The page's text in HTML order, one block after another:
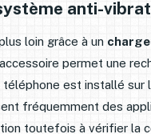
anti-
loin grâce à un
permet une
est installé sur
fréquemment des
toutefois à vérifier la